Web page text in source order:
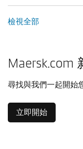
檢視全部
Maersk.com
尋找與我們一起開始
立即開始